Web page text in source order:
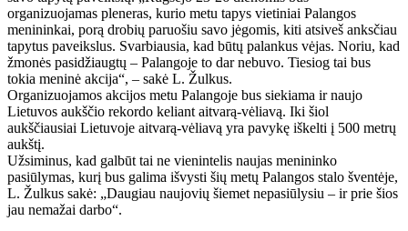
organizuojamas pleneras, kurio metu tapys vietiniai Palangos
menininkai, porą drobių paruošiu savo jėgomis, kiti atsiveš anksčiau
tapytus paveikslus. Svarbiausia, kad būtų palankus vėjas. Noriu, kad
žmonės pasidžiaugtų – Palangoje to dar nebuvo. Tiesiog tai bus
tokia meninė akcija“, – sakė L. Žulkus.
Organizuojamos akcijos metu Palangoje bus siekiama ir naujo
Lietuvos aukščio rekordo keliant aitvarą-vėliavą. Iki šiol
aukščiausiai Lietuvoje aitvarą-vėliavą yra pavykę iškelti į 500 metrų
aukštį.
Užsiminus, kad galbūt tai ne vienintelis naujas menininko
pasiūlymas, kurį bus galima išvysti šių metų Palangos stalo šventėje,
L. Žulkus sakė: „Daugiau naujovių šiemet nepasiūlysiu – ir prie šios
jau nemažai darbo“.